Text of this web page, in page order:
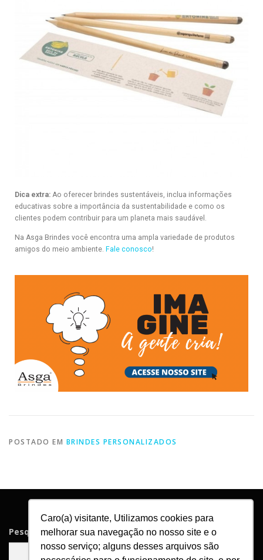
Caro(a) visitante, Utilizamos cookies para
melhorar sua navegação no nosso site e o
nosso serviço; alguns desses arquivos são
Dica extra: Ao oferecer brindes sustentáveis, inclua informações
educativas sobre a importância da sustentabilidade e como os
clientes podem contribuir para um planeta mais saudável.
Na Asga Brindes você encontra uma ampla variedade de produtos
amigos do meio ambiente. Fale conosco!
POSTADO EM BRINDES PERSONALIZADOS
Pesquisar
Pesquisar